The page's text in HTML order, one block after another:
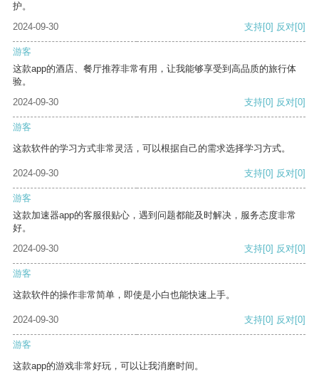
护。
2024-09-30
支持[0] 反对[0]
游客
这款app的酒店、餐厅推荐非常有用，让我能够享受到高品质的旅行体
验。
2024-09-30
支持[0] 反对[0]
游客
这款软件的学习方式非常灵活，可以根据自己的需求选择学习方式。
2024-09-30 支持[0] 反对[0]
游客
这款加速器app的客服很贴心，遇到问题都能及时解决，服务态度非常
好。
2024-09-30
支持[0] 反对[0]
游客
这款软件的操作非常简单，即使是小白也能快速上手。
2024-09-30 支持[0] 反对[0]
游客
这款app的游戏非常好玩，可以让我消磨时间。